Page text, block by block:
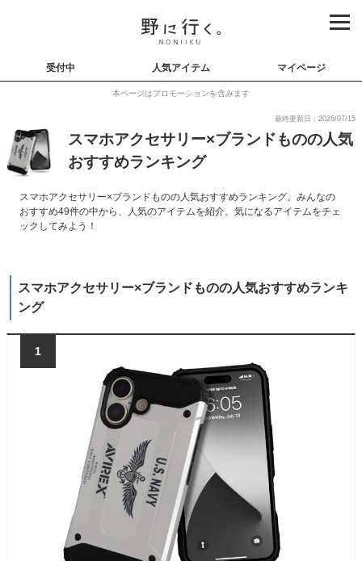
受付中 人気アイテム マイページ
本ページはプロモーションを含みます
最終更新日：2026/07/15
スマホアクセサリー×ブランドものの人気
おすすめランキング
スマホアクセサリー×ブランドものの人気おすすめランキング。みんなの
おすすめ49件の中から、人気のアイテムを紹介。気になるアイテムをチェ
ックしてみよう！
スマホアクセサリー×ブランドものの人気おすすめランキ
ング
1